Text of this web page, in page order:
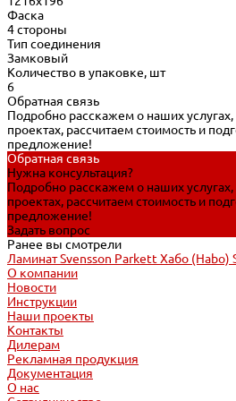
Фаска
4 стороны
Тип соединения
Замковый
Количество в упаковке, шт
6
Обратная связь
Подробно расскажем о наших
проектах, рассчитаем стоимость и
предложение!
Обратная связь
Нужна консультация?
Подробно расскажем о наших
проектах, рассчитаем стоимость и
предложение!
Задать вопрос
Ранее вы смотрели
Ламинат Svensson Parkett Хабо (Habo)
О компании
Новости
Инструкции
Наши проекты
Контакты
Дилерам
Рекламная продукция
Документация
О нас